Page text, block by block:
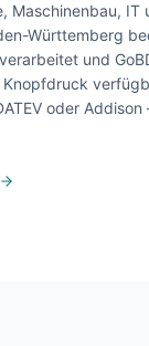
Maschinenbau, IT
Württemberg
und
oder Addison